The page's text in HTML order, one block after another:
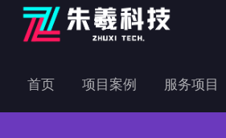
首页 项目案例 服务项目